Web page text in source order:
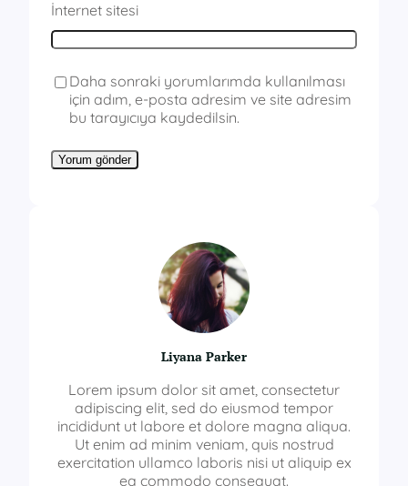
İnternet sitesi
Daha sonraki yorumlarımda kullanılması
için adım, e-posta adresim ve site adresim
bu tarayıcıya kaydedilsin.
Liyana Parker
Lorem ipsum dolor sit amet, consectetur
adipiscing elit, sed do eiusmod tempor
incididunt ut labore et dolore magna aliqua.
Ut enim ad minim veniam, quis nostrud
exercitation ullamco laboris nisi ut aliquip ex
ea commodo consequat.